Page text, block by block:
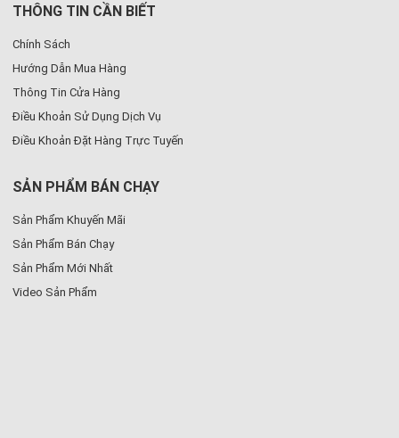
THÔNG TIN CẦN BIẾT
Chính Sách
Hướng Dẫn Mua Hàng
Thông Tin Cửa Hàng
Điều Khoản Sử Dụng Dịch Vụ
Điều Khoản Đặt Hàng Trực Tuyến
SẢN PHẨM BÁN CHẠY
Sản Phẩm Khuyến Mãi
Sản Phẩm Bán Chạy
Sản Phẩm Mới Nhất
Video Sản Phẩm